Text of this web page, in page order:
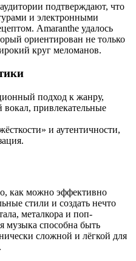
подтверждают, что
и электронными
Amaranthe удалось
ориентирован не только
круг меломанов.
подход к жанру,
привлекательные
и аутентичности,
как можно эффективно
стили и создать нечто
металкора и поп-
музыка способна быть
сложной и лёгкой для